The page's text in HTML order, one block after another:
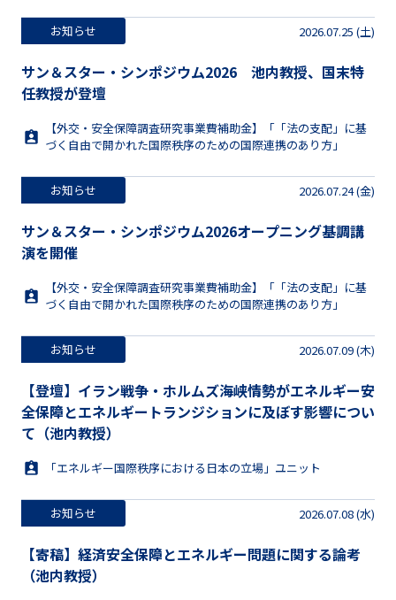
お知らせ 2026.07.25 (土)
サン＆スター・シンポジウム2026 池内教授、国末特
任教授が登壇
【外交・安全保障調査研究事業費補助金】「「法の支配」に基
づく自由で開かれた国際秩序のための国際連携のあり方」
お知らせ 2026.07.24 (金)
サン＆スター・シンポジウム2026オープニング基調講
演を開催
【外交・安全保障調査研究事業費補助金】「「法の支配」に基
づく自由で開かれた国際秩序のための国際連携のあり方」
お知らせ 2026.07.09 (木)
【登壇】イラン戦争・ホルムズ海峡情勢がエネルギー安
全保障とエネルギートランジションに及ぼす影響につい
て（池内教授）
「エネルギー国際秩序における日本の立場」ユニット
お知らせ 2026.07.08 (水)
【寄稿】経済安全保障とエネルギー問題に関する論考
（池内教授）